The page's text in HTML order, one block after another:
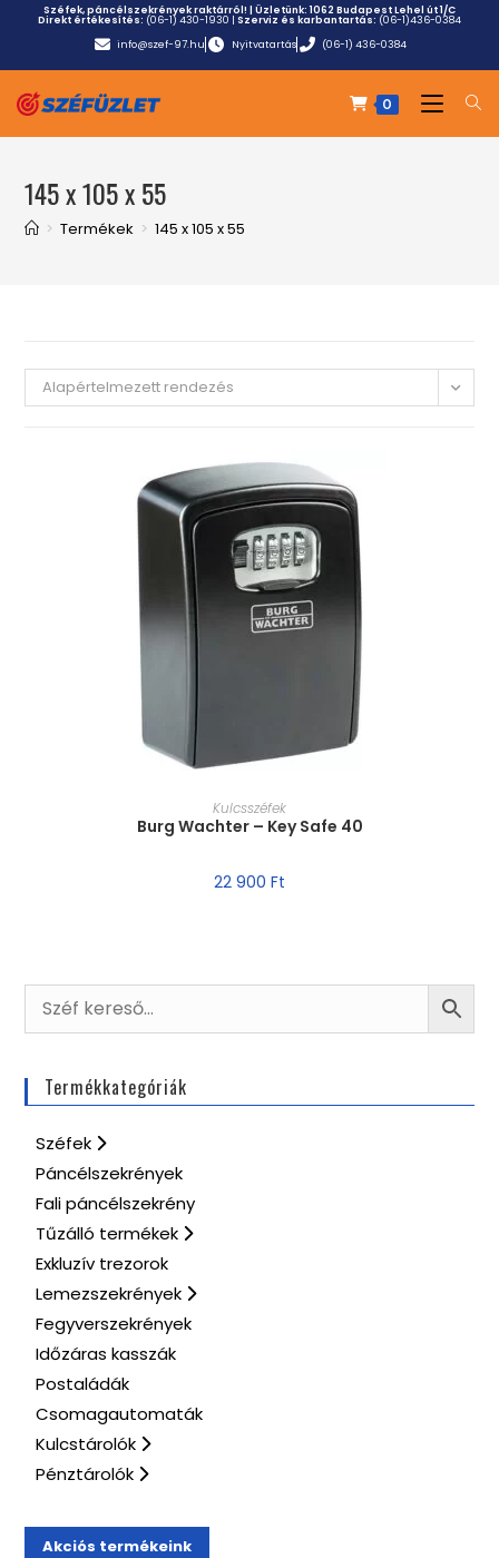
Széfek, páncélszekrények raktárról! | Üzletünk:1062 Budapest Lehel út 1/C
Direkt értékesítés: (06-1) 430-1930 | Szerviz és karbantartás: (06-1)436-0384
info@szef-97.hu
Nyitvatartás (06-1) 436-0384
0
145 x 105 x 55
> Termékek > 145 x 105 x 55
Alapértelmezett rendezés
MÉRET VÁLASZTÁSA
Kulcsszéfek
Burg Wachter – Key Safe 40
22 900 Ft
Termékkategóriák
Széfek
Páncélszekrények
Fali páncélszekrény
Tűzálló termékek
Exkluzív trezorok
Lemezszekrények
Fegyverszekrények
Időzáras kasszák
Postaládák
Csomagautomaták
Kulcstárolók
Pénztárolók
Akciós termékeink